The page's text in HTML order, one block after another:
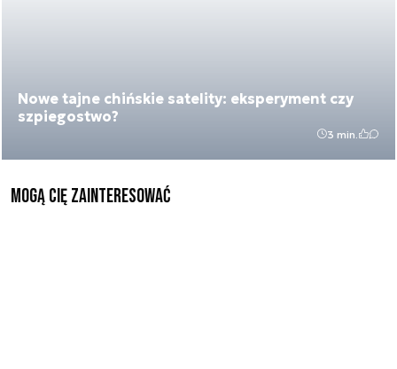
Nowe tajne chińskie satelity: eksperyment czy
szpiegostwo?
3 min.
Mogą Cię zainteresować